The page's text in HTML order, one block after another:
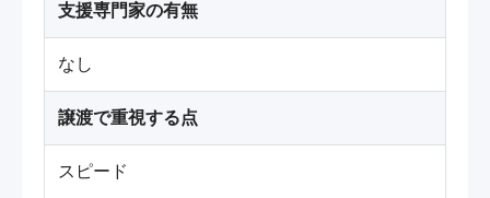
支援専門家の有無
なし
譲渡で重視する点
スピード